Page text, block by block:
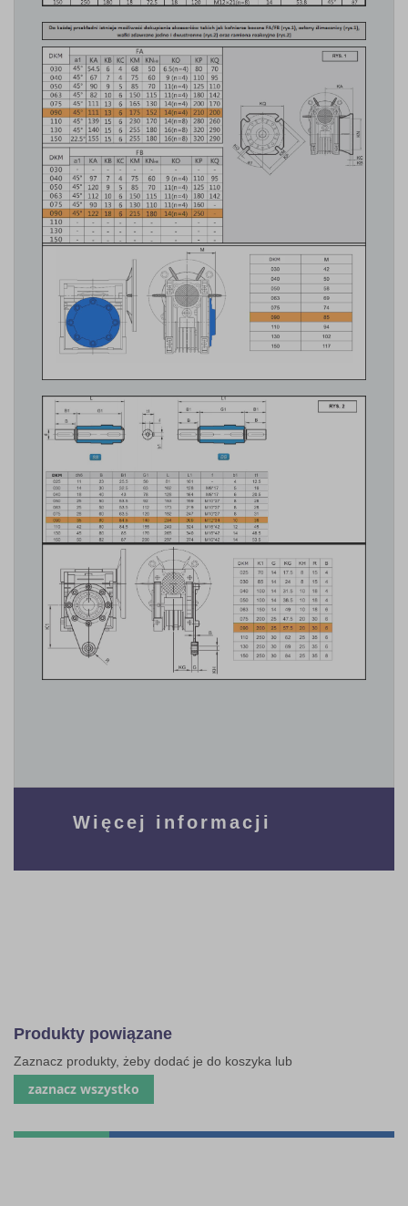
Więcej informacji
Produkty powiązane
Zaznacz produkty, żeby dodać je do koszyka lub
zaznacz wszystko